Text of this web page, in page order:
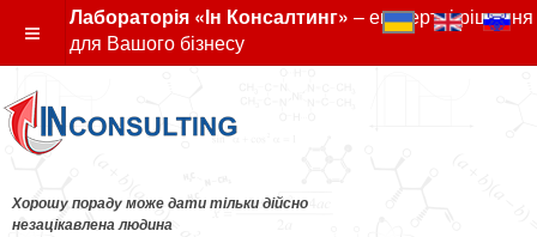
Лабораторія «Ін Консалтинг» – експертні рішення
для Вашого бізнесу
Хорошу пораду може дати тільки дійсно
незацікавлена людина